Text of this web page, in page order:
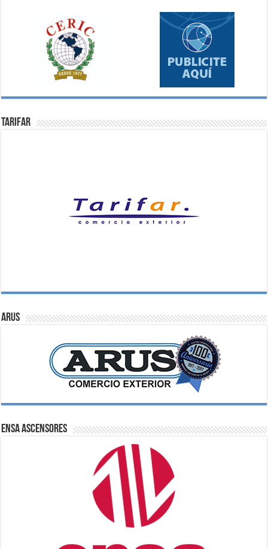
Tarifar
ARUS
ENSA Ascensores